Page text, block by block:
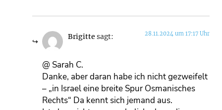
Brigitte sagt: 28.11.2024 um 17:17 Uhr
@ Sarah C.
Danke, aber daran habe ich nicht gezweifelt
– „in Israel eine breite Spur Osmanisches
Rechts“ Da kennt sich jemand aus.